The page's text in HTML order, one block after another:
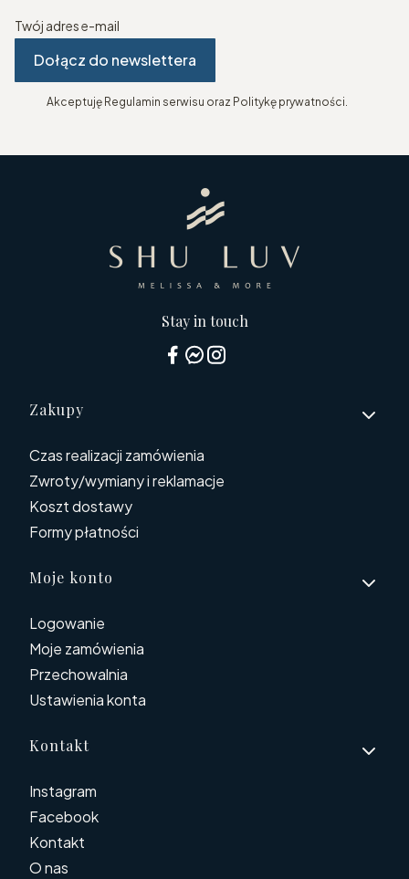
Twój adres e-mail
Dołącz do newslettera
Akceptuję Regulamin serwisu oraz Politykę prywatności.
Stay in touch
Linki w stopce
Zakupy
Czas realizacji zamówienia
Zwroty/wymiany i reklamacje
Koszt dostawy
Formy płatności
Moje konto
Logowanie
Moje zamówienia
Przechowalnia
Ustawienia konta
Kontakt
Instagram
Facebook
Kontakt
O nas